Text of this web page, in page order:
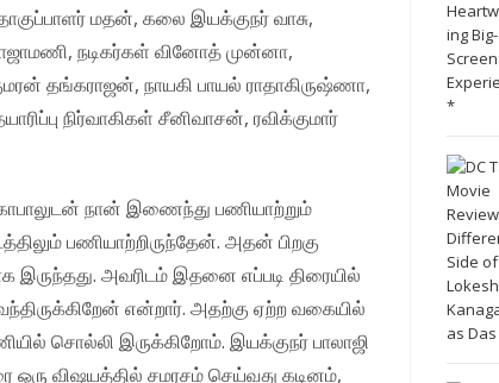
மதன், கலை இயக்குநர் வாசு,
நடிகர்கள் வினோத் முன்னா,
தங்கராஜன், நாயகி பாயல் ராதாகிருஷ்ணா,
நிர்வாகிகள் சீனிவாசன், ரவிக்குமார்
நான் இணைந்து பணியாற்றும்
பணியாற்றிருந்தேன். அதன் பிறகு
அவரிடம் இதனை எப்படி திரையில்
என்றார். அதற்கு ஏற்ற வகையில்
சொல்லி இருக்கிறோம். இயக்குநர் பாலாஜி
விஷயத்தில் சமரசம் செய்வது கடினம்,